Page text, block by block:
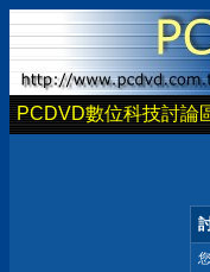
PCDVD數位科技討論